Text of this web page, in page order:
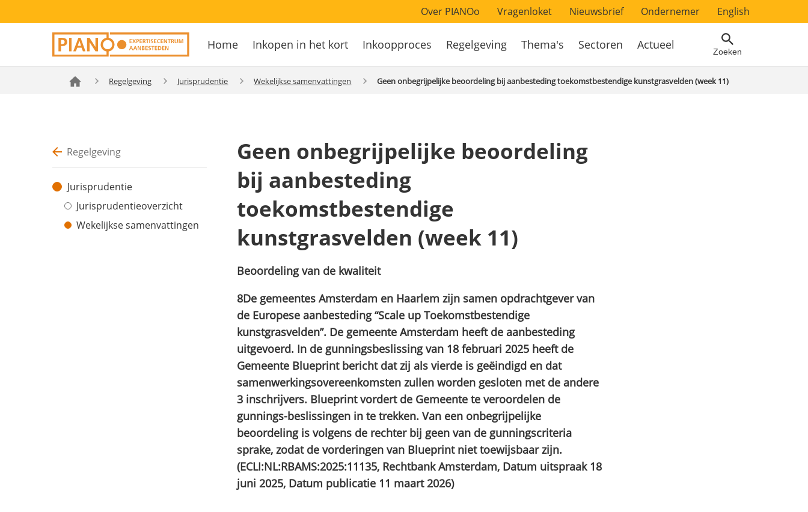
Overslaan
Secondary
navigation
Over PIANOo Vragenloket Nieuwsbrief Ondernemer English
Hoofdnavigatie
Home Inkopen in het kort Inkoopproces Regelgeving Thema's Sectoren Actueel Zoeken
Regelgeving Jurisprudentie Wekelijkse samenvattingen Geen onbegrijpelijke beoordeling bij aanbesteding toekomstbestendige kunstgrasvelden (week 11)
Regelgeving
Jurisprudentie
Jurisprudentieoverzicht
Wekelijkse samenvattingen
Geen onbegrijpelijke beoordeling
bij aanbesteding
toekomstbestendige
kunstgrasvelden (week 11)
Beoordeling van de kwaliteit
8De gemeentes Amsterdam en Haarlem zijn samen opdrachtgever van
de Europese aanbesteding “Scale up Toekomstbestendige
kunstgrasvelden”. De gemeente Amsterdam heeft de aanbesteding
uitgevoerd. In de gunningsbeslissing van 18 februari 2025 heeft de
Gemeente Blueprint bericht dat zij als vierde is geëindigd en dat
samenwerkingsovereenkomsten zullen worden gesloten met de andere
3 inschrijvers. Blueprint vordert de Gemeente te veroordelen de
gunnings-beslissingen in te trekken. Van een onbegrijpelijke
beoordeling is volgens de rechter bij geen van de gunningscriteria
sprake, zodat de vorderingen van Blueprint niet toewijsbaar zijn.
(ECLI:NL:RBAMS:2025:11135, Rechtbank Amsterdam, Datum uitspraak 18
juni 2025, Datum publicatie 11 maart 2026)